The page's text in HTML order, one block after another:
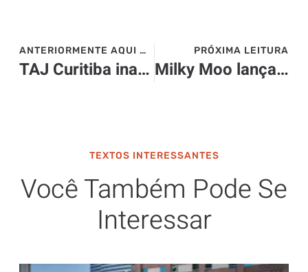
ANTERIORMENTE AQUI NO SITE>>>
TAJ Curitiba inaugura jornada sensorial de whisky
PRÓXIMA LEITURA
Milky Moo lança o Smoor’s e aposta em experiências
TEXTOS INTERESSANTES
Você Também Pode Se
Interessar